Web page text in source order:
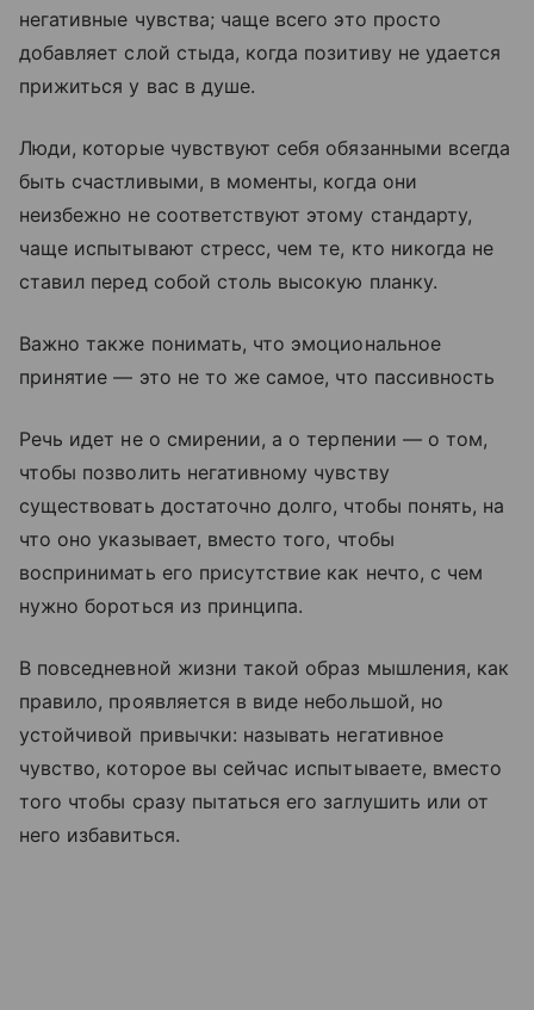
негативные чувства; чаще всего это просто
добавляет слой стыда, когда позитиву не удается
прижиться у вас в душе.
Люди, которые чувствуют себя обязанными всегда
быть счастливыми, в моменты, когда они
неизбежно не соответствуют этому стандарту,
чаще испытывают стресс, чем те, кто никогда не
ставил перед собой столь высокую планку.
Важно также понимать, что эмоциональное
принятие — это не то же самое, что пассивность
Речь идет не о смирении, а о терпении — о том,
чтобы позволить негативному чувству
существовать достаточно долго, чтобы понять, на
что оно указывает, вместо того, чтобы
воспринимать его присутствие как нечто, с чем
нужно бороться из принципа.
В повседневной жизни такой образ мышления, как
правило, проявляется в виде небольшой, но
устойчивой привычки: называть негативное
чувство, которое вы сейчас испытываете, вместо
того чтобы сразу пытаться его заглушить или от
него избавиться.